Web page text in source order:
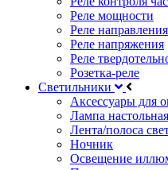
Реле мощности
Реле
Реле напряжения
Реле
Розетка-реле
Светильники
Аксессуары для
Лампа настольная
Лента/полоса
Ночник
Освещение